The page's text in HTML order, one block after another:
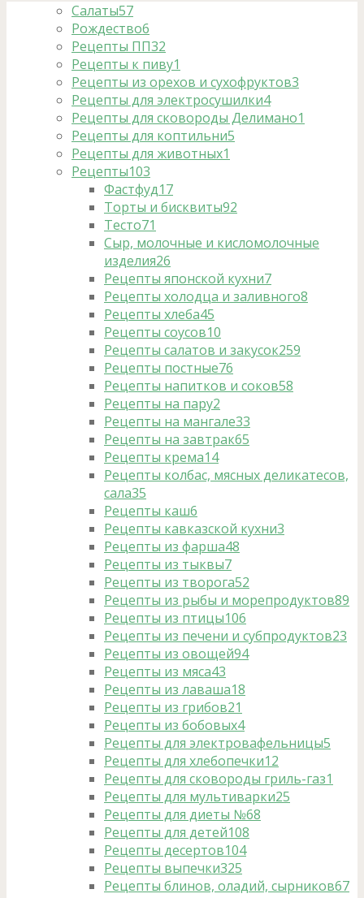
Салаты57
Рождество6
Рецепты ПП32
Рецепты к пиву1
Рецепты из орехов и сухофруктов3
Рецепты для электросушилки4
Рецепты для сковороды Делимано1
Рецепты для коптильни5
Рецепты для животных1
Рецепты103
Фастфуд17
Торты и бисквиты92
Тесто71
Сыр, молочные и кисломолочные
изделия26
Рецепты японской кухни7
Рецепты холодца и заливного8
Рецепты хлеба45
Рецепты соусов10
Рецепты салатов и закусок259
Рецепты постные76
Рецепты напитков и соков58
Рецепты на пару2
Рецепты на мангале33
Рецепты на завтрак65
Рецепты крема14
Рецепты колбас, мясных деликатесов,
сала35
Рецепты каш6
Рецепты кавказской кухни3
Рецепты из фарша48
Рецепты из тыквы7
Рецепты из творога52
Рецепты из рыбы и морепродуктов89
Рецепты из птицы106
Рецепты из печени и субпродуктов23
Рецепты из овощей94
Рецепты из мяса43
Рецепты из лаваша18
Рецепты из грибов21
Рецепты из бобовых4
Рецепты для электровафельницы5
Рецепты для хлебопечки12
Рецепты для сковороды гриль-газ1
Рецепты для мультиварки25
Рецепты для диеты №68
Рецепты для детей108
Рецепты десертов104
Рецепты выпечки325
Рецепты блинов, оладий, сырников67